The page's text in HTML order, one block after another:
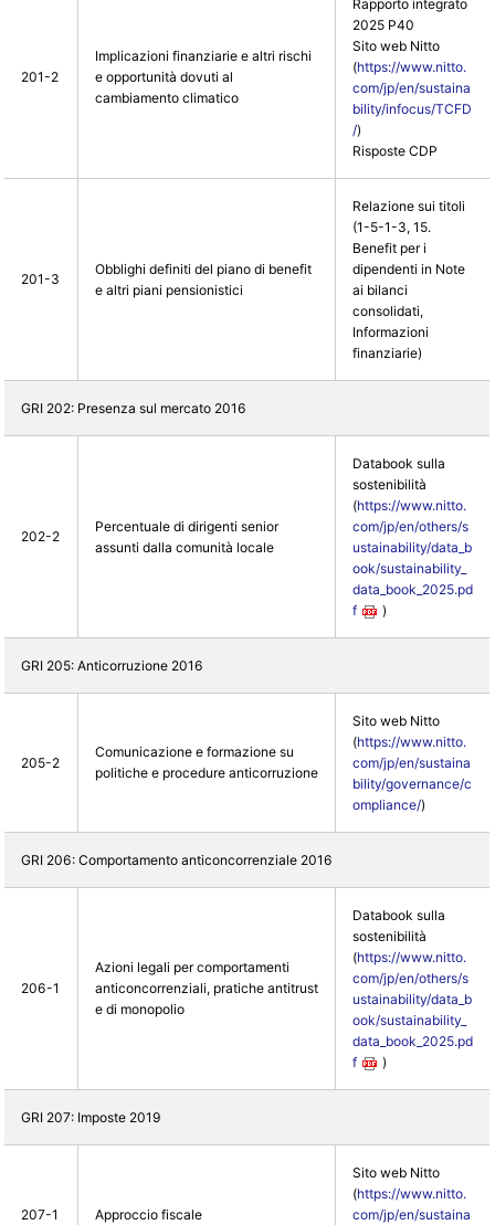
201-2
Implicazioni finanziarie e altri rischi
e opportunità dovuti al
cambiamento climatico
Rapporto integrato
2025 P40
Sito web Nitto
(https://www.nitto.
com/jp/en/sustaina
bility/infocus/TCFD
/)
Risposte CDP
201-3
Obblighi definiti del piano di benefit
e altri piani pensionistici
Relazione sui titoli
(1-5-1-3, 15.
Benefit per i
dipendenti in Note
ai bilanci
consolidati,
Informazioni
finanziarie)
GRI 202: Presenza sul mercato 2016
202-2
Percentuale di dirigenti senior
assunti dalla comunità locale
Databook sulla
sostenibilità
(https://www.nitto.
com/jp/en/others/s
ustainability/data_b
ook/sustainability_
data_book_2025.pd
f
)
GRI 205: Anticorruzione 2016
205-2
Comunicazione e formazione su
politiche e procedure anticorruzione
Sito web Nitto
(https://www.nitto.
com/jp/en/sustaina
bility/governance/c
ompliance/)
GRI 206: Comportamento anticoncorrenziale 2016
206-1
Azioni legali per comportamenti
anticoncorrenziali, pratiche antitrust
e di monopolio
Databook sulla
sostenibilità
(https://www.nitto.
com/jp/en/others/s
ustainability/data_b
ook/sustainability_
data_book_2025.pd
f
)
GRI 207: Imposte 2019
207-1 Approccio fiscale
Sito web Nitto
(https://www.nitto.
com/jp/en/sustaina